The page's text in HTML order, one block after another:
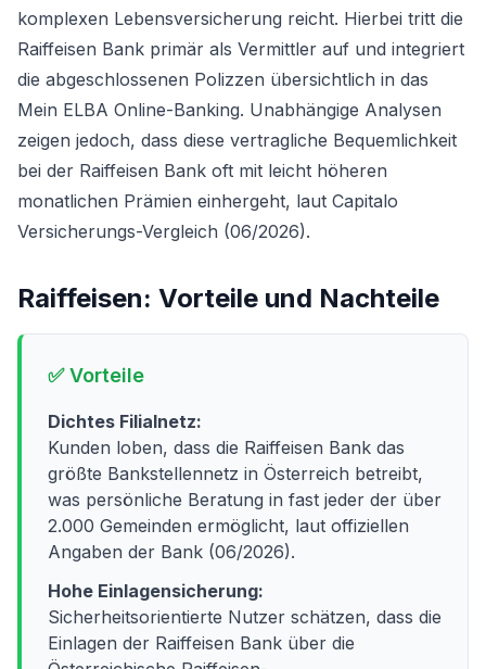
komplexen Lebensversicherung reicht. Hierbei tritt die
Raiffeisen Bank primär als Vermittler auf und integriert
die abgeschlossenen Polizzen übersichtlich in das
Mein ELBA Online-Banking. Unabhängige Analysen
zeigen jedoch, dass diese vertragliche Bequemlichkeit
bei der Raiffeisen Bank oft mit leicht höheren
monatlichen Prämien einhergeht, laut Capitalo
Versicherungs-Vergleich (06/2026).
Raiffeisen: Vorteile und Nachteile
✅ Vorteile
Dichtes Filialnetz:
Kunden loben, dass die Raiffeisen Bank das
größte Bankstellennetz in Österreich betreibt,
was persönliche Beratung in fast jeder der über
2.000 Gemeinden ermöglicht, laut offiziellen
Angaben der Bank (06/2026).
Hohe Einlagensicherung:
Sicherheitsorientierte Nutzer schätzen, dass die
Einlagen der Raiffeisen Bank über die